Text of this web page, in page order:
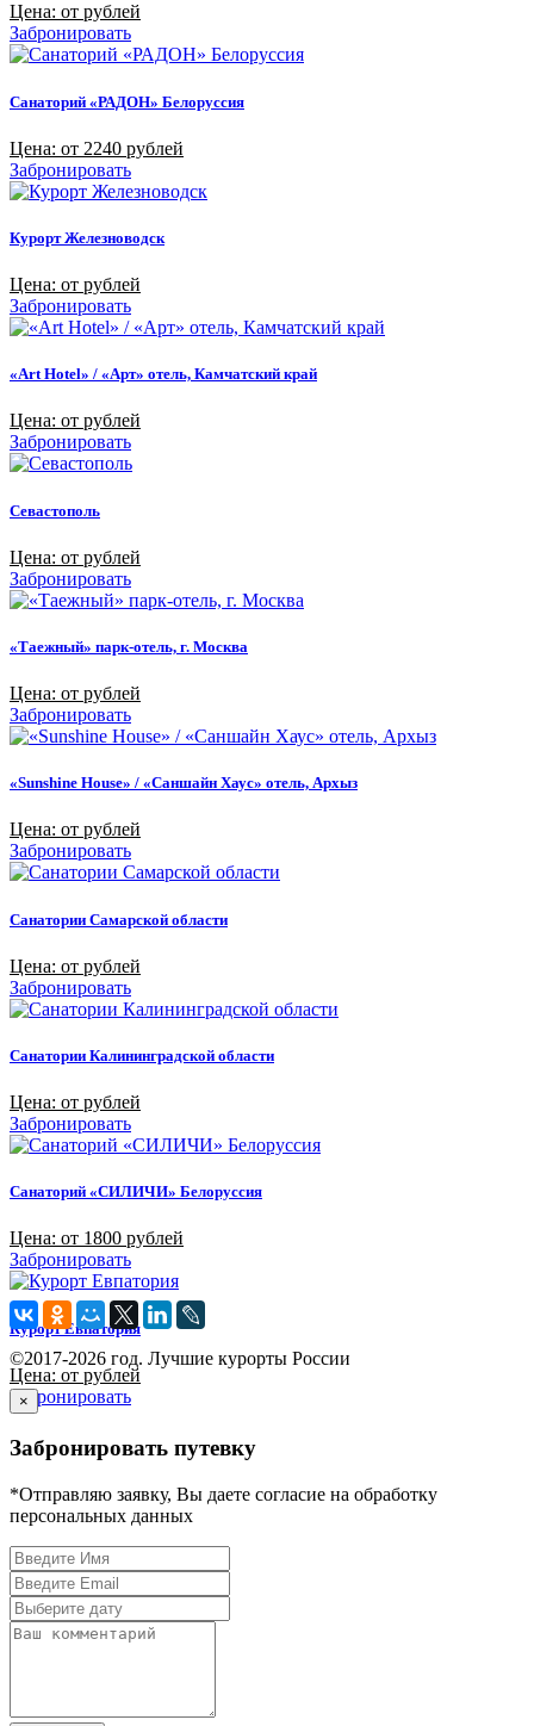
Цена: от рублей
Забронировать
Санаторий «РАДОН» Белоруссия
Цена: от 2240 рублей
Забронировать
Курорт Железноводск
Цена: от рублей
Забронировать
«Art Hotel» / «Арт» отель, Камчатский край
Цена: от рублей
Забронировать
Севастополь
Цена: от рублей
Забронировать
«Таежный» парк-отель, г. Москва
Цена: от рублей
Забронировать
«Sunshine House» / «Саншайн Хаус» отель, Архыз
Цена: от рублей
Забронировать
Санатории Самарской области
Цена: от рублей
Забронировать
Санатории Калининградской области
Цена: от рублей
Забронировать
Санаторий «СИЛИЧИ» Белоруссия
Цена: от 1800 рублей
Забронировать
Курорт Евпатория
Цена: от рублей
Забронировать
©2017-2026 год. Лучшие курорты России
×
Забронировать путевку
*Отправляю заявку, Вы даете согласие на обработку
персональных данных